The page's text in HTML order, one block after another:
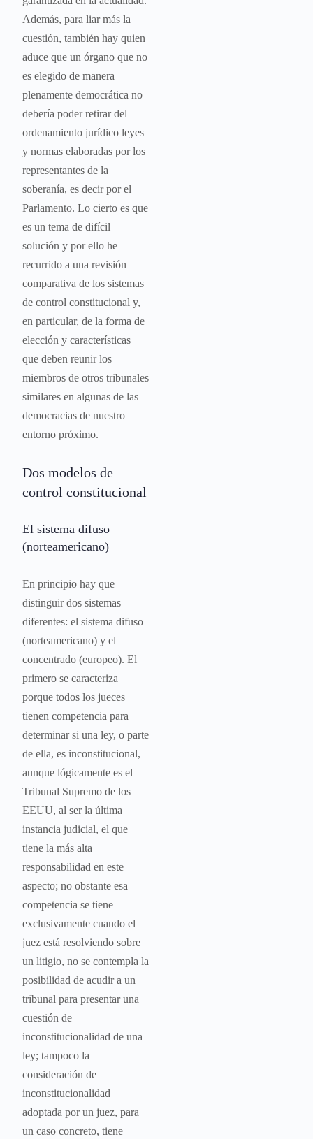
Además, para liar más la
cuestión, también hay quien
aduce que un órgano que no
es elegido de manera
plenamente democrática no
debería poder retirar del
ordenamiento jurídico leyes
y normas elaboradas por los
representantes de la
soberanía, es decir por el
Parlamento. Lo cierto es que
es un tema de difícil
solución y por ello he
recurrido a una revisión
comparativa de los sistemas
de control constitucional y,
en particular, de la forma de
elección y características
que deben reunir los
miembros de otros tribunales
similares en algunas de las
democracias de nuestro
entorno próximo.
Dos modelos de
control constitucional
El sistema difuso
(norteamericano)
En principio hay que
distinguir dos sistemas
diferentes: el sistema difuso
(norteamericano) y el
concentrado (europeo). El
primero se caracteriza
porque todos los jueces
tienen competencia para
determinar si una ley, o parte
de ella, es inconstitucional,
aunque lógicamente es el
Tribunal Supremo de los
EEUU, al ser la última
instancia judicial, el que
tiene la más alta
responsabilidad en este
aspecto; no obstante esa
competencia se tiene
exclusivamente cuando el
juez está resolviendo sobre
un litigio, no se contempla la
posibilidad de acudir a un
tribunal para presentar una
cuestión de
inconstitucionalidad de una
ley; tampoco la
consideración de
inconstitucionalidad
adoptada por un juez, para
un caso concreto, tiene